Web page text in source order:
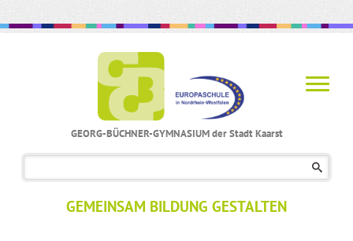
GEORG-BÜCHNER-GYMNASIUM der Stadt Kaarst
GEMEINSAM BILDUNG GESTALTEN